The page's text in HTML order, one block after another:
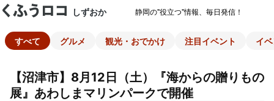
しずおか 静岡の"役立つ"情報、毎日発信！
すべて グルメ 観光・おでかけ 注目イベント イ
【沼津市】8月12日（土）『海からの贈りもの
展』あわしまマリンパークで開催